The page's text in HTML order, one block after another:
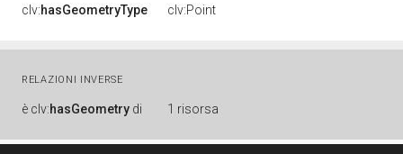
clv:hasGeometryType clv:Point
RELAZIONI INVERSE
è clv:hasGeometry di 1 risorsa